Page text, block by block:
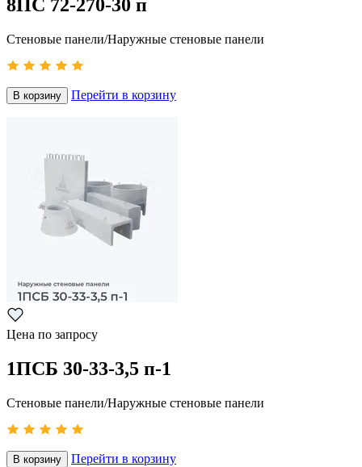
8ПС 72-270-30 п
Стеновые панели/Наружные стеновые панели
В корзину Перейти в корзину
Цена по запросу
1ПСБ 30-33-3,5 п-1
Стеновые панели/Наружные стеновые панели
В корзину Перейти в корзину